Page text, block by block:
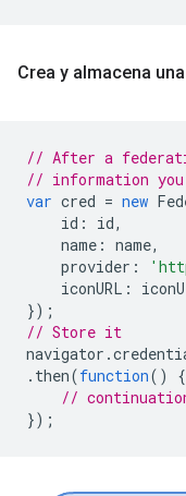
Crea y almacena
// After a
// information you
var cred = new
id : id,
name : name,
provider :
iconURL :
});
// Store it
navigator .
. then(function()
{
//
});